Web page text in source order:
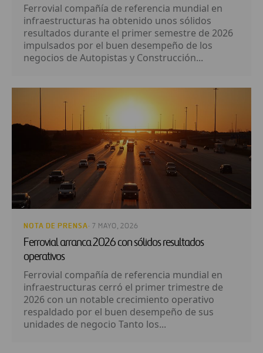
Ferrovial compañía de referencia mundial en
infraestructuras ha obtenido unos sólidos
resultados durante el primer semestre de 2026
impulsados por el buen desempeño de los
negocios de Autopistas y Construcción...
NOTA DE PRENSA· 7 MAYO, 2026
Ferrovial arranca 2026 con sólidos resultados
operativos
Ferrovial compañía de referencia mundial en
infraestructuras cerró el primer trimestre de
2026 con un notable crecimiento operativo
respaldado por el buen desempeño de sus
unidades de negocio Tanto los...